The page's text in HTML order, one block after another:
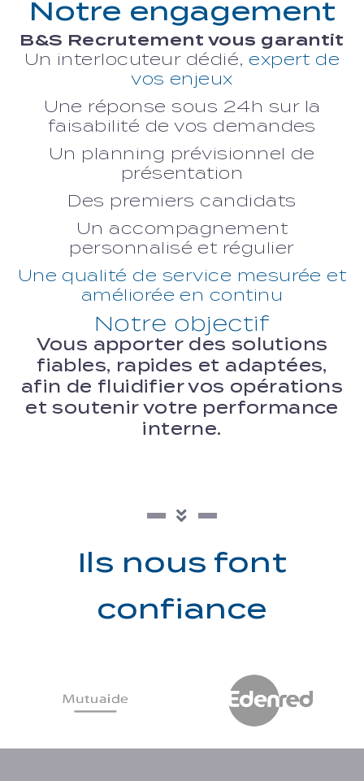
Notre engagement
B&S Recrutement vous garantit
Un interlocuteur dédié, expert de
vos enjeux
Une réponse sous 24h sur la
faisabilité de vos demandes
Un planning prévisionnel de
présentation
Des premiers candidats
Un accompagnement
personnalisé et régulier
Une qualité de service mesurée et
améliorée en continu
Notre objectif
Vous apporter des solutions
fiables, rapides et adaptées,
afin de fluidifier vos opérations
et soutenir votre performance
interne.
Ils nous font
confiance